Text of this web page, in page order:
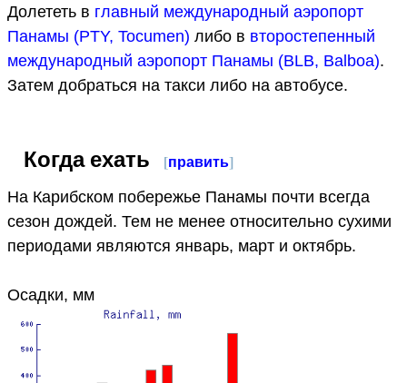
Долететь в главный международный аэропорт
Панамы (PTY, Tocumen) либо в второстепенный
международный аэропорт Панамы (BLB, Balboa).
Затем добраться на такси либо на автобусе.
Когда ехать [править]
На Карибском побережье Панамы почти всегда
сезон дождей. Тем не менее относительно сухими
периодами являются январь, март и октябрь.
Осадки, мм